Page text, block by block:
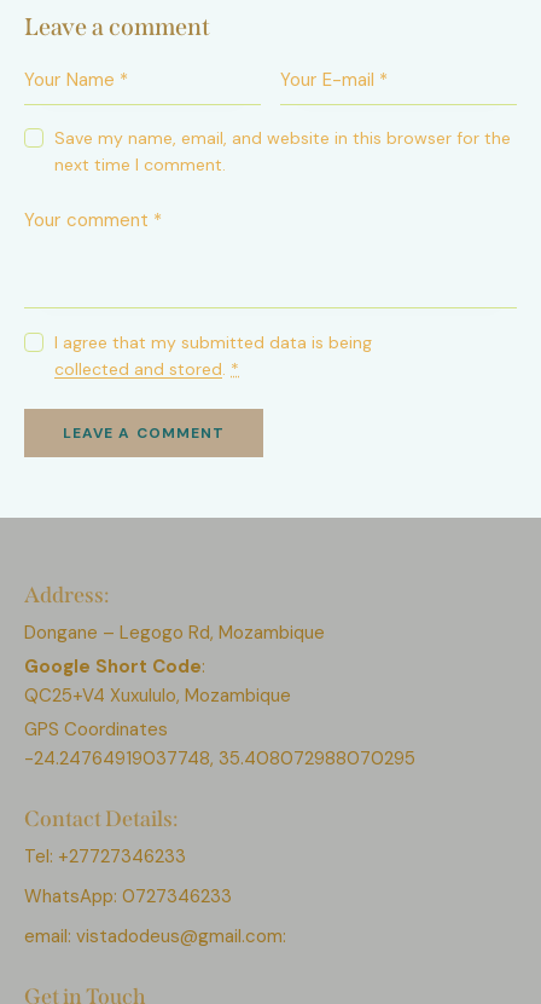
Leave a comment
Save my name, email, and website in this browser for the
next time I comment.
I agree that my submitted data is being
collected and stored. *
Address:
Dongane – Legogo Rd, Mozambique
Google Short Code:
QC25+V4 Xuxululo, Mozambique
GPS Coordinates
-24.24764919037748, 35.408072988070295
Contact Details:
Tel: +27727346233
WhatsApp: 0727346233
email: vistadodeus@gmail.com:
Get in Touch